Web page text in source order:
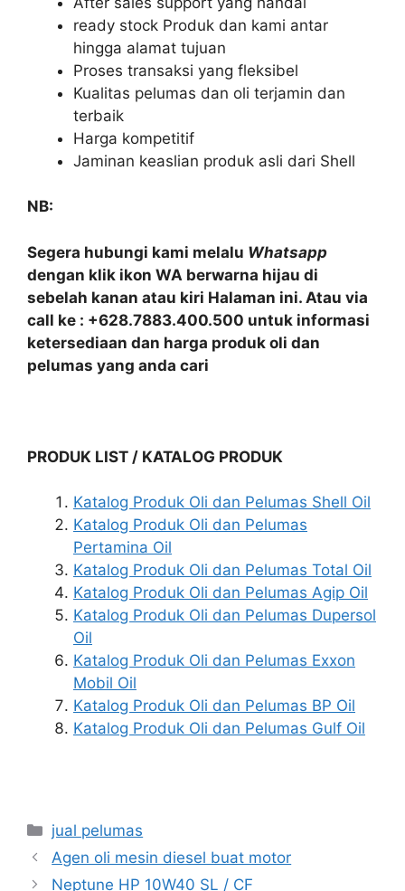
ready stock Produk dan kami antar
hingga alamat tujuan
Proses transaksi yang fleksibel
Kualitas pelumas dan oli terjamin dan
terbaik
Harga kompetitif
Jaminan keaslian produk asli dari Shell
NB:
Segera hubungi kami melalu Whatsapp
dengan klik ikon WA berwarna hijau di
sebelah kanan atau kiri Halaman ini. Atau via
call ke : +628.7883.400.500 untuk informasi
ketersediaan dan harga produk oli dan
pelumas yang anda cari
PRODUK LIST / KATALOG PRODUK
Katalog Produk Oli dan Pelumas Shell Oil
Katalog Produk Oli dan Pelumas
Pertamina Oil
Katalog Produk Oli dan Pelumas Total Oil
Katalog Produk Oli dan Pelumas Agip Oil
Katalog Produk Oli dan Pelumas Dupersol
Oil
Katalog Produk Oli dan Pelumas Exxon
Mobil Oil
Katalog Produk Oli dan Pelumas BP Oil
Katalog Produk Oli dan Pelumas Gulf Oil
jual pelumas
Agen oli mesin diesel buat motor
Neptune HP 10W40 SL / CF